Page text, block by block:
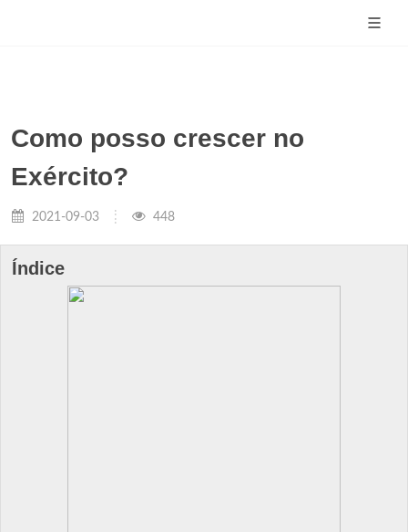
Como posso crescer no
Exército?
2021-09-03 448
Índice